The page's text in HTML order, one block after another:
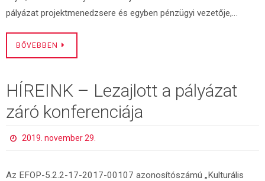
pályázat projektmenedzsere és egyben pénzügyi vezetője,…
BŐVEBBEN
HÍREINK – Lezajlott a pályázat
záró konferenciája
2019. november 29.
Az EFOP-5.2.2-17-2017-00107 azonosítószámú „Kulturális